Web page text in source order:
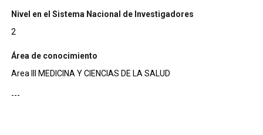
Nivel en el Sistema Nacional de Investigadores
2
Área de conocimiento
Area III MEDICINA Y CIENCIAS DE LA SALUD
---